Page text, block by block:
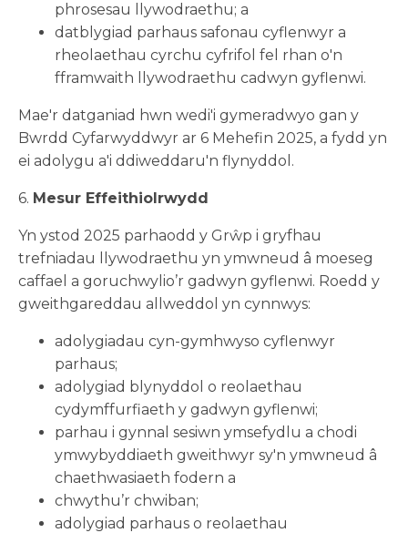
phrosesau llywodraethu; a
datblygiad parhaus safonau cyflenwyr a
rheolaethau cyrchu cyfrifol fel rhan o'n
fframwaith llywodraethu cadwyn gyflenwi.
Mae'r datganiad hwn wedi'i gymeradwyo gan y
Bwrdd Cyfarwyddwyr ar 6 Mehefin 2025, a fydd yn
ei adolygu a'i ddiweddaru'n flynyddol.
6. Mesur Effeithiolrwydd
Yn ystod 2025 parhaodd y Grŵp i gryfhau
trefniadau llywodraethu yn ymwneud â moeseg
caffael a goruchwylio’r gadwyn gyflenwi. Roedd y
gweithgareddau allweddol yn cynnwys:
adolygiadau cyn-gymhwyso cyflenwyr
parhaus;
adolygiad blynyddol o reolaethau
cydymffurfiaeth y gadwyn gyflenwi;
parhau i gynnal sesiwn ymsefydlu a chodi
ymwybyddiaeth gweithwyr sy'n ymwneud â
chaethwasiaeth fodern a
chwythu’r chwiban;
adolygiad parhaus o reolaethau